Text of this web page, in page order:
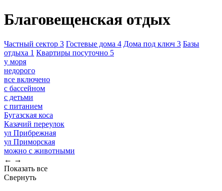
Благовещенская отдых
Частный сектор 3 Гостевые дома 4 Дома под ключ 3 Базы
отдыха 1 Квартиры посуточно 5
у моря
недорого
все включено
с бассейном
с детьми
с питанием
Бугазская коса
Казачий переулок
ул Прибрежная
ул Приморская
можно с животными
← →
Показать все
Свернуть